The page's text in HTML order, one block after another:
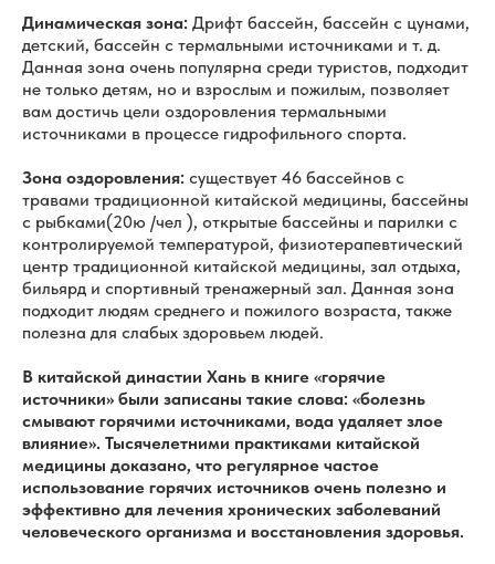
Динамическая зона: Дрифт бассейн, бассейн с цунами,
детский, бассейн с термальными источниками и т. д.
Данная зона очень популярна среди туристов, подходит
не только детям, но и взрослым и пожилым, позволяет
вам достичь цели оздоровления термальными
источниками в процессе гидрофильного спорта.
Зона оздоровления: существует 46 бассейнов с
травами традиционной китайской медицины, бассейны
с рыбками(20ю /чел ), открытые бассейны и парилки с
контролируемой температурой, физиотерапевтический
центр традиционной китайской медицины, зал отдыха,
бильярд и спортивный тренажерный зал. Данная зона
подходит людям среднего и пожилого возраста, также
полезна для слабых здоровьем людей.
В китайской династии Хань в книге «горячие
источники» были записаны такие слова: «болезнь
смывают горячими источниками, вода удаляет злое
влияние». Тысячелетними практиками китайской
медицины доказано, что регулярное частое
использование горячих источников очень полезно и
эффективно для лечения хронических заболеваний
человеческого организма и восстановления здоровья.